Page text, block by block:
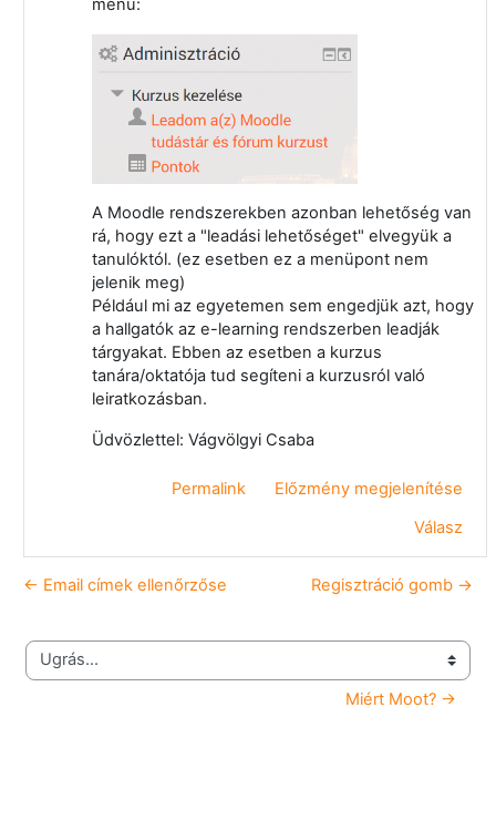
menü:
A Moodle rendszerekben azonban lehetőség van
rá, hogy ezt a "leadási lehetőséget" elvegyük a
tanulóktól. (ez esetben ez a menüpont nem
jelenik meg)
Például mi az egyetemen sem engedjük azt, hogy
a hallgatók az e-learning rendszerben leadják
tárgyakat. Ebben az esetben a kurzus
tanára/oktatója tud segíteni a kurzusról való
leiratkozásban.
Üdvözlettel: Vágvölgyi Csaba
Permalink
Előzmény megjelenítése
Válasz
← Email címek ellenőrzőse Regisztráció gomb →
Ugrás...
Miért Moot? →